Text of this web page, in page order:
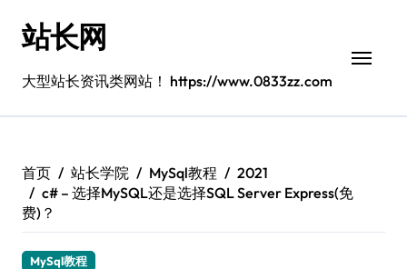
站长网
大型站长资讯类网站！ https://www.0833zz.com
首页 站长学院 MySql教程
2021
c# – 选择MySQL还是选择SQL Server Express(免
费)？
MySql教程